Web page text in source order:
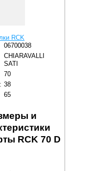
RCK
06700038
CHIARAVALLI
SATI
70
38
65
и
RCK 70 D